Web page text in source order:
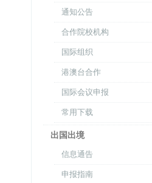
通知公告
合作院校机构
国际组织
港澳台合作
国际会议申报
常用下载
出国出境
信息通告
申报指南